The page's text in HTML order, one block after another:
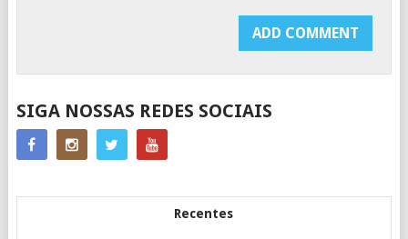
SIGA NOSSAS REDES SOCIAIS
Recentes